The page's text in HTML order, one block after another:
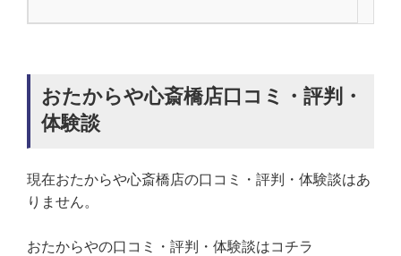
おたからや心斎橋店口コミ・評判・
体験談
現在おたからや心斎橋店の口コミ・評判・体験談はあ
りません。
おたからやの口コミ・評判・体験談はコチラ